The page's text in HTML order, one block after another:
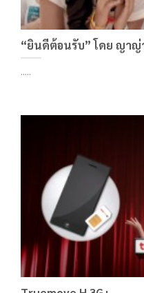
“ยินดีต้อนรับ” โดย ญา
.....